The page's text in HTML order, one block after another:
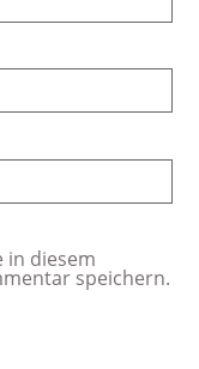
in diesem
speichern.